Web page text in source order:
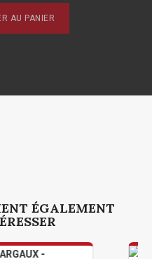
AU PANIER
ÉGALEMENT